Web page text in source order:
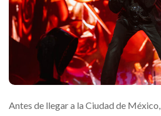
Antes de llegar a la Ciudad de México,